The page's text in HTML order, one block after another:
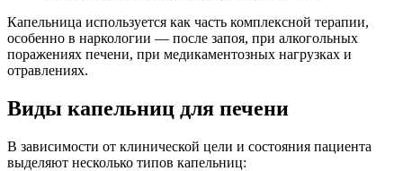
Капельница используется как часть комплексной терапии,
особенно в наркологии — после запоя, при алкогольных
поражениях печени, при медикаментозных нагрузках и
отравлениях.
Виды капельниц для печени
В зависимости от клинической цели и состояния пациента
выделяют несколько типов капельниц: